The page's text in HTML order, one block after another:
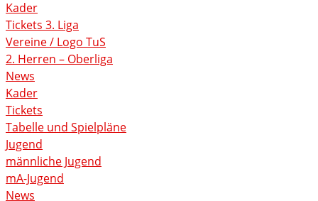
Kader
Tickets 3. Liga
Vereine / Logo TuS
2. Herren – Oberliga
News
Kader
Tickets
Tabelle und Spielpläne
Jugend
männliche Jugend
mA-Jugend
News